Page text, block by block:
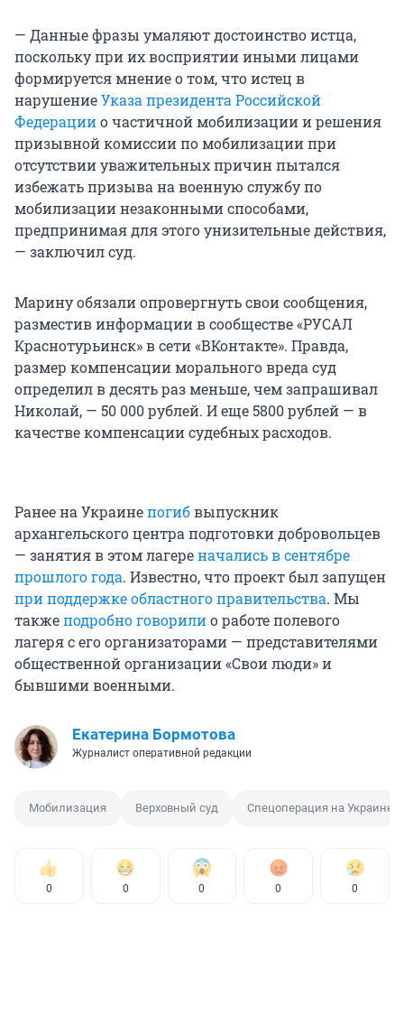
— Данные фразы умаляют достоинство истца,
поскольку при их восприятии иными лицами
формируется мнение о том, что истец в
нарушениеУказа президента Российской
Федерациио частичной мобилизации и решения
призывной комиссии по мобилизации при
отсутствии уважительных причин пытался
избежать призыва на военную службу по
мобилизации незаконными способами,
предпринимая для этого унизительные действия,
— заключил суд.
Марину обязали опровергнуть свои сообщения,
разместив информации в сообществе «РУСАЛ
Краснотурьинск» в сети «ВКонтакте». Правда,
размер компенсации морального вреда суд
определил в десять раз меньше, чем запрашивал
Николай, — 50 000 рублей. И еще 5800 рублей — в
качестве компенсации судебных расходов.
Ранее на Украинепогибвыпускник
архангельского центра подготовки добровольцев
— занятия в этом лагереначались в сентябре
прошлого года. Известно, что проект был запущен
при поддержке областного правительства. Мы
такжеподробно говорилио работе полевого
лагеря с его организаторами — представителями
общественной организации «Свои люди» и
бывшими военными.
Екатерина Бормотова
Журналист оперативной редакции
Мобилизация Верховный суд Спецоперация на Украине
0 0 0 0 0